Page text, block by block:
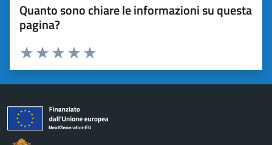
Quanto sono chiare le informazioni su questa
pagina?
Valuta da 1 a 5 stelle la pagina
Valuta 5 stelle su 5
Valuta 4 stelle su 5
Valuta 3 stelle su 5
Valuta 2 stelle su 5
Valuta 1 stelle su 5